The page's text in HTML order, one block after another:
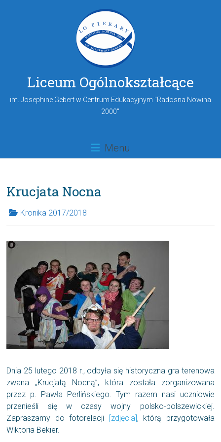
Liceum Ogólnokształcące
im. Josephine Gebert w Centrum Edukacyjnym "Radosna Nowina
2000"
Menu
Krucjata Nocna
Kronika 2017/2018
Dnia 25 lutego 2018 r., odbyła się historyczna gra terenowa
zwana „Krucjatą Nocną”, która została zorganizowana
przez p. Pawła Perlińskiego. Tym razem nasi uczniowie
przenieśli się w czasy wojny polsko-bolszewickiej.
Zapraszamy do fotorelacji
[zdjęcia], którą przygotowała
Wiktoria Bekier.